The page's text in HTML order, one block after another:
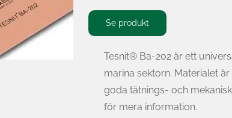
Se produkt
Tesnit® Ba-202 är ett
marina sektorn. Materialet
goda tätnings- och
för mera information.